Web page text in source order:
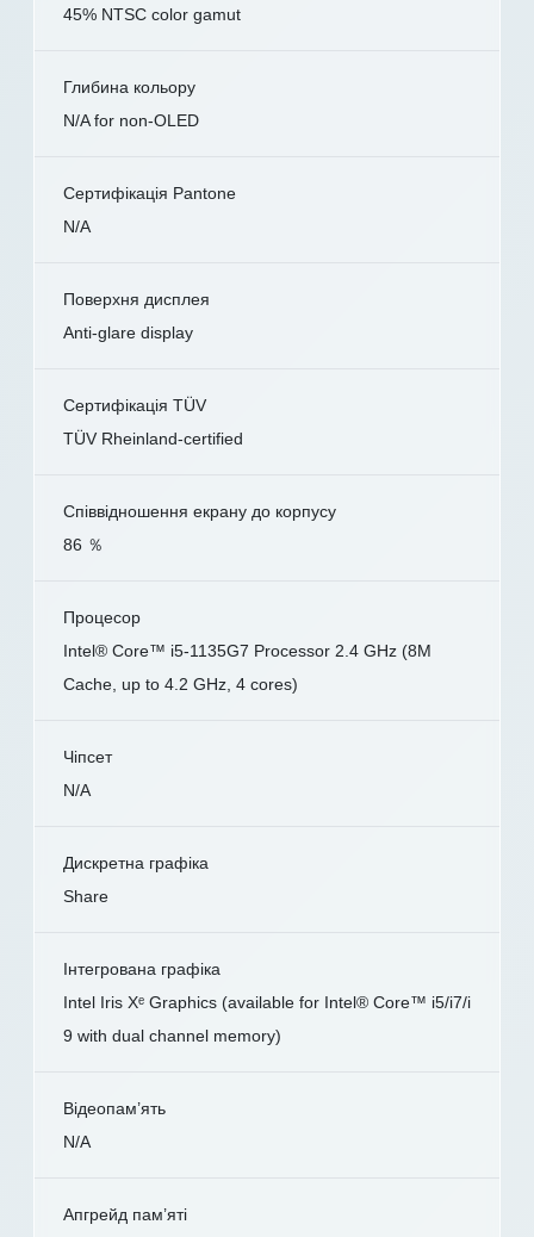
45% NTSC color gamut
Глибина кольору
N/A for non-OLED
Сертифікація Pantone
N/A
Поверхня дисплея
Anti-glare display
Сертифікація TÜV
TÜV Rheinland-certified
Співвідношення екрану до корпусу
86 ％
Процесор
Intel® Core™ i5-1135G7 Processor 2.4 GHz (8M
Cache, up to 4.2 GHz, 4 cores)
Чіпсет
N/A
Дискретна графіка
Share
Інтегрована графіка
Intel Iris Xᵉ Graphics (available for Intel® Core™ i5/i7/i
9 with dual channel memory)
Відеопам’ять
N/A
Апгрейд пам’яті